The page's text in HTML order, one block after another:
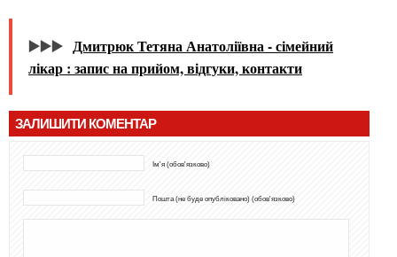
▶️▶️▶️ Дмитрюк Тетяна Анатоліївна - сімейний
лікар : запис на прийом, відгуки, контакти
ЗАЛИШИТИ КОМЕНТАР
Ім'я (обов'язково)
Пошта (не буде опубліковано) (обов'язково)